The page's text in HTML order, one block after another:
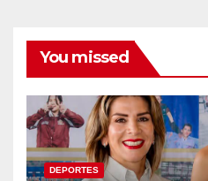
You missed
DEPORTES